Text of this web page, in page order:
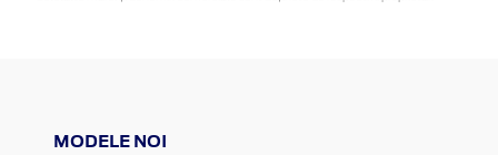
MODELE NOI